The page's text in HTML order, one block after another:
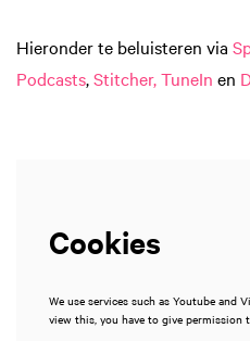
Hieronder te beluisteren via
Podcasts,Stitcher,TuneIn en
Cookies
We use services such as Youtube and
view this, you have to give permission